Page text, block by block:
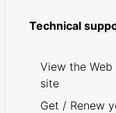
Technical
View the Web
site
Get / Renew